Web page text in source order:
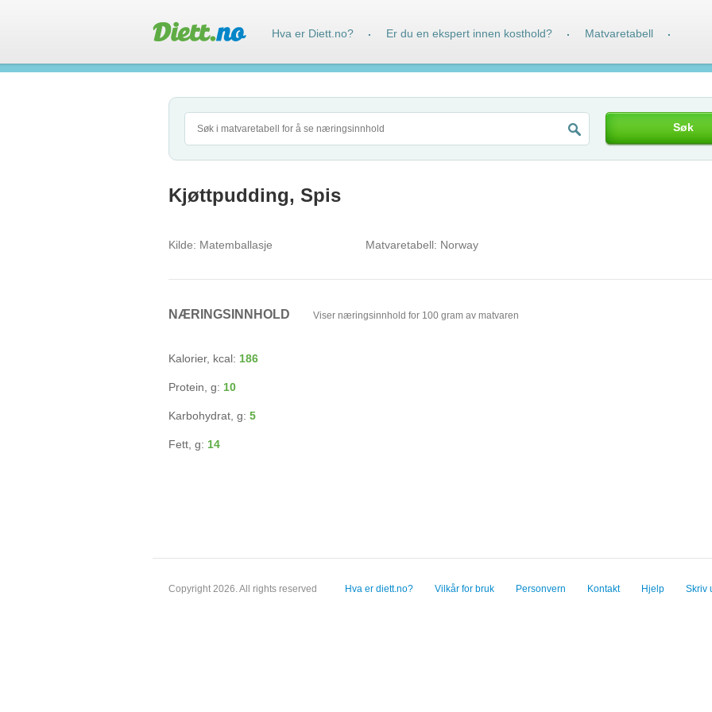
Søk
Kjøttpudding, Spis
Kilde: Matemballasje Matvaretabell: Norway
NÆRINGSINNHOLD Viser næringsinnhold for 100 gram av matvaren
Kalorier, kcal: 186
Protein, g: 10
Karbohydrat, g: 5
Fett, g: 14
Copyright 2026. All rights reserved Hva er diett.no? Vilkår for bruk Personvern Kontakt Hjelp Skriv
Hva er Diett.no? · Er du en ekspert innen kosthold? · Matvaretabell ·